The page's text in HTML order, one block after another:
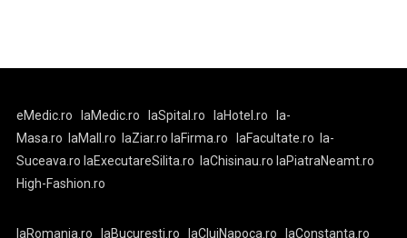
eMedic.ro laMedic.ro laSpital.ro laHotel.ro
la-
Masa.ro
laMall.ro laZiar.ro laFirma.ro laFacultate.ro
la-
Suceava.ro laExecutareSilita.ro laChisinau.ro laPiatraNeamt.ro
High-Fashion.ro
laRomania.ro laBucuresti.ro laClujNapoca.ro laConstanta.ro